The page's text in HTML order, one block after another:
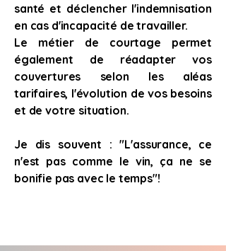
santé et déclencher l'indemnisation
en cas d'incapacité de travailler.
Le métier de courtage permet
également de réadapter vos
couvertures selon les aléas
tarifaires, l'évolution de vos besoins
et de votre situation.
Je dis souvent : "L'assurance, ce
n'est pas comme le vin, ça ne se
bonifie pas avec le temps"!